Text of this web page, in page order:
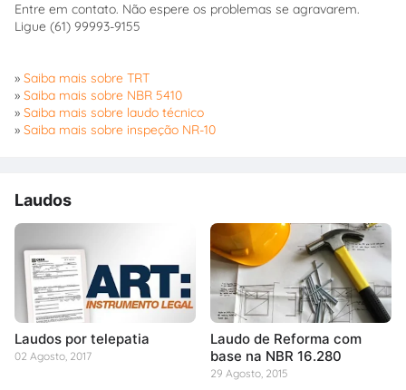
Entre em contato. Não espere os problemas se agravarem.
Ligue (61) 99993-9155
» Saiba mais sobre TRT
» Saiba mais sobre NBR 5410
» Saiba mais sobre laudo técnico
» Saiba mais sobre inspeção NR-10
Laudos
Laudos por telepatia
02 Agosto, 2017
Laudo de Reforma com
base na NBR 16.280
29 Agosto, 2015